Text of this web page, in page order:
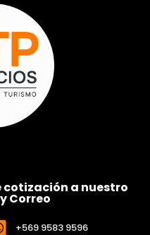
a nuestro
Correo
+569 9583 9596